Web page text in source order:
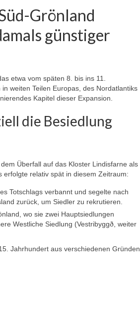
Grönland
günstiger
etwa vom späten 8. bis ins 11.
weiten Teilen Europas, des Nordatlantiks
Kapitel dieser Expansion.
die Besiedlung
Überfall auf das Kloster Lindisfarne als
relativ spät in diesem Zeitraum:
Totschlags verbannt und segelte nach
zurück, um Siedler zu rekrutieren.
wo sie zwei Hauptsiedlungen
Westliche Siedlung (Vestribyggð, weiter
Jahrhundert aus verschiedenen Gründen